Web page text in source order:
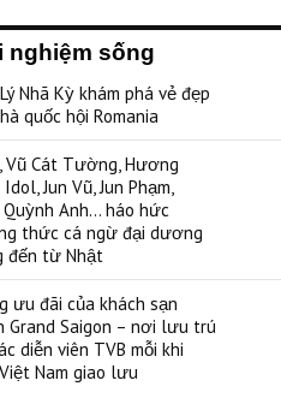
nghiệm sống
Nhã Kỳ khám phá vẻ đẹp
quốc hội Romania
Vũ Cát Tường, Hương
Jun Vũ, Jun Phạm,
Quỳnh Anh… háo hức
thức cá ngừ đại dương
đến từ Nhật
ưu đãi của khách sạn
Grand Saigon – nơi lưu trú
diễn viên TVB mỗi khi
Nam giao lưu